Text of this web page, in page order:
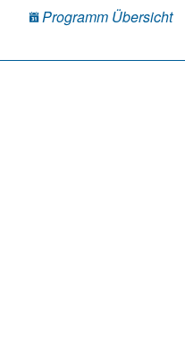
Programm Übersicht